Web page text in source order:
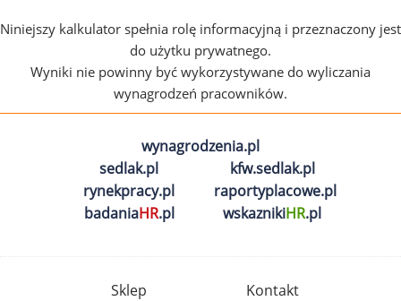
Niniejszy kalkulator spełnia rolę informacyjną i przeznaczony jest
do użytku prywatnego.
Wyniki nie powinny być wykorzystywane do wyliczania
wynagrodzeń pracowników.
wynagrodzenia.pl
sedlak.pl
kfw.sedlak.pl
rynekpracy.pl
raportyplacowe.pl
badaniaHR.pl wskaznikiHR.pl
Sklep
Kontakt